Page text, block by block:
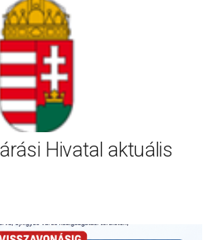
Hivatal aktuális